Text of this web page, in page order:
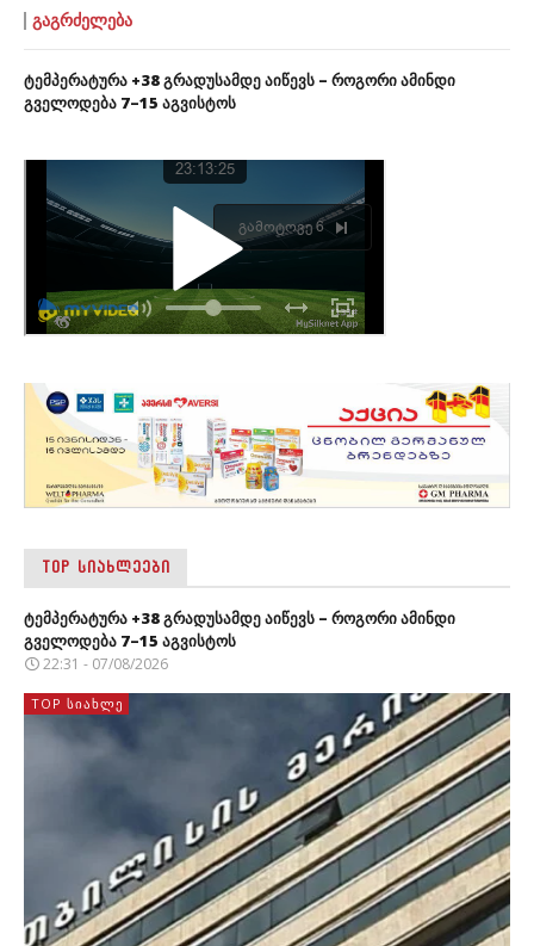
მთავრობის პრესსამსახურის ინფორმაციით, პრემიერი
მიიწვია. მადრიდში ვიზიტის ფარგლებში ირაკლი
ღარიბაშვილი ორმხრივ მაღალი დონის შეხვედრებსაც
პრემიერ-მინისტრი ირაკლი ღარიბაშვილი
ხელმძღვანელობს, საგარეო საქმეთა მინისტრი ილია
დარჩიაშვილი, თავდაცვის მინისტრი ჯუანშერ ბურჭულაძე და
მთავრობის ადმინისტრაციის უფროსი რევაზ […]
ᲒᲐᲒᲠᲫᲔᲚᲔᲑᲐ
ტემპერატურა +38 გრადუსამდე აიწევს – როგორი ამინდი
გველოდება 7–15 აგვისტოს
TOP ᲡᲘᲐᲮᲚᲔᲔᲑᲘ
ტემპერატურა +38 გრადუსამდე აიწევს – როგორი ამინდი
გველოდება 7–15 აგვისტოს
22:31 - 07/08/2026
TOP ᲡᲘᲐᲮᲚᲔ